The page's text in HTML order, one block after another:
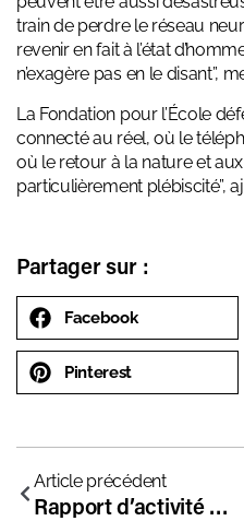
train de perdre le réseau
revenir en fait à l’état
n’exagère pas en le disant”,
La Fondation pour l’École
connecté au réel, où le
où le retour à la nature et
particulièrement plébiscité”,
Partager sur :
Facebook
Pinterest
Article précédent
Rapport d’activité 2025